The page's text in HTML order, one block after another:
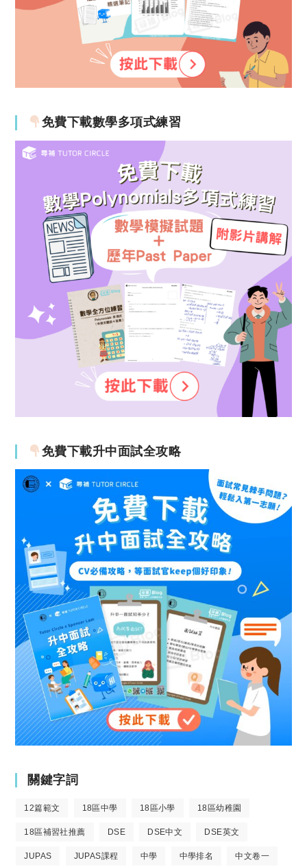
免費下載數學多項式練習
免費下載升中面試全攻略
關鍵字詞
12篇範文 18區中學 18區小學 18區幼稚園
18區補習社推薦 DSE DSE中文 DSE英文
JUPAS JUPAS課程 中學 中學排名 中文卷一